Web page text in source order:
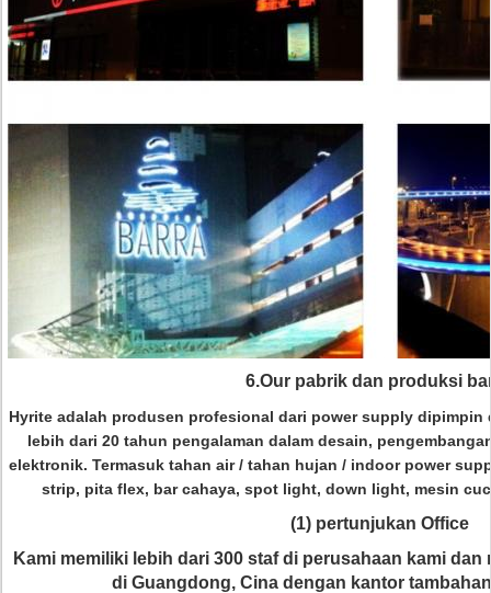
6.Our pabrik dan produksi
Hyrite adalah produsen profesional dari power supply dipimpin
lebih dari 20 tahun pengalaman dalam desain,
elektronik. Termasuk tahan air / tahan hujan / indoor power
strip, pita flex, bar cahaya, spot light, down light, mesin
(1) pertunjukan Office
Kami memiliki lebih dari 300 staf di perusahaan kami dan
di Guangdong, Cina dengan kantor